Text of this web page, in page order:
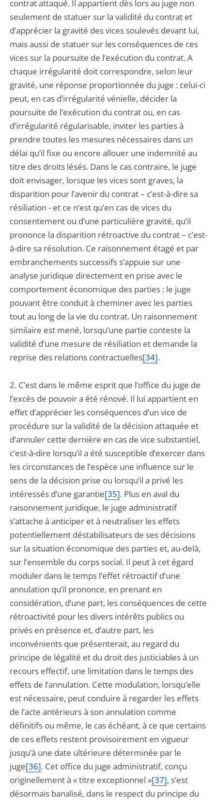
contrat attaqué. Il appartient dès lors au juge non
seulement de statuer sur la validité du contrat et
d’apprécier la gravité des vices soulevés devant lui,
mais aussi de statuer sur les conséquences de ces
vices sur la poursuite de l’exécution du contrat. A
chaque irrégularité doit correspondre, selon leur
gravité, une réponse proportionnée du juge : celui-ci
peut, en cas d’irrégularité vénielle, décider la
poursuite de l’exécution du contrat ou, en cas
d’irrégularité régularisable, inviter les parties à
prendre toutes les mesures nécessaires dans un
délai qu’il fixe ou encore allouer une indemnité au
titre des droits lésés. Dans le cas contraire, le juge
doit envisager, lorsque les vices sont graves, la
disparition pour l’avenir du contrat – c’est-à-dire sa
résiliation - et ce n’est qu’en cas de vices du
consentement ou d’une particulière gravité, qu’il
prononce la disparition rétroactive du contrat – c’est-
à-dire sa résolution. Ce raisonnement étagé et par
embranchements successifs s’appuie sur une
analyse juridique directement en prise avec le
comportement économique des parties : le juge
pouvant être conduit à cheminer avec les parties
tout au long de la vie du contrat. Un raisonnement
similaire est mené, lorsqu’une partie conteste la
validité d’une mesure de résiliation et demande la
reprise des relations contractuelles[34].
2. C’est dans le même esprit que l’office du juge de
l’excès de pouvoir a été rénové. Il lui appartient en
effet d’apprécier les conséquences d’un vice de
procédure sur la validité de la décision attaquée et
d’annuler cette dernière en cas de vice substantiel,
c’est-à-dire lorsqu’il a été susceptible d’exercer dans
les circonstances de l’espèce une influence sur le
sens de la décision prise ou lorsqu’il a privé les
intéressés d’une garantie[35]. Plus en aval du
raisonnement juridique, le juge administratif
s’attache à anticiper et à neutraliser les effets
potentiellement déstabilisateurs de ses décisions
sur la situation économique des parties et, au-delà,
sur l’ensemble du corps social. Il peut à cet égard
moduler dans le temps l’effet rétroactif d’une
annulation qu’il prononce, en prenant en
considération, d’une part, les conséquences de cette
rétroactivité pour les divers intérêts publics ou
privés en présence et, d’autre part, les
inconvénients que présenterait, au regard du
principe de légalité et du droit des justiciables à un
recours effectif, une limitation dans le temps des
effets de l’annulation. Cette modulation, lorsqu’elle
est nécessaire, peut conduire à regarder les effets
de l’acte antérieurs à son annulation comme
définitifs ou même, le cas échéant, à ce que certains
de ces effets restent provisoirement en vigueur
jusqu’à une date ultérieure déterminée par le
juge[36]. Cet office du juge administratif, conçu
originellement à « titre exceptionnel »[37], s’est
désormais banalisé, dans le respect du principe du